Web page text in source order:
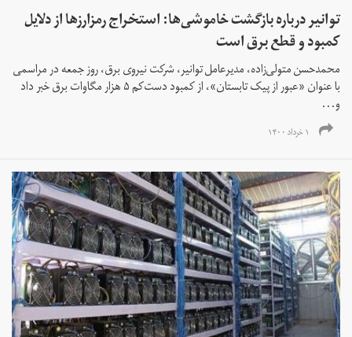
توانیر درباره بازگشت خاموشی‌ها: استخراج رمزارزها از دلایل
کمبود و قطع برق است
محمدحسن متولی‌زاده، مدیرعامل توانیر، شرکت نیروی برق، روز جمعه در مراسمی
با عنوان «عبور از پیک تابستان»، از کمبود دست‌کم ۵ هزار مگاوات برق خبر داد
و...
۱ خرداد ۱۴۰۰